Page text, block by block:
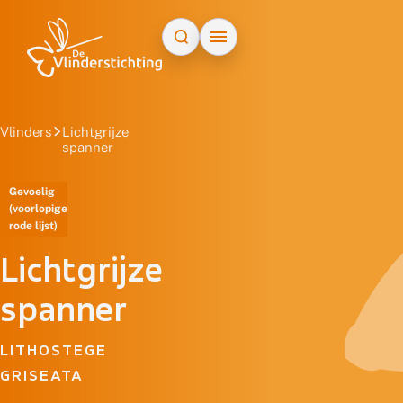
Vlinders
Lichtgrijze
spanner
Gevoelig
(voorlopige
rode lijst)
Lichtgrijze
spanner
LITHOSTEGE
GRISEATA